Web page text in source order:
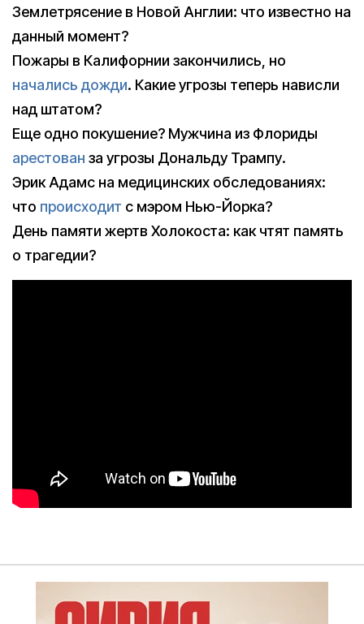
Землетрясение в Новой Англии: что известно на
данный момент?
Пожары в Калифорнии закончились, но
начались дожди. Какие угрозы теперь нависли
над штатом?
Еще одно покушение? Мужчина из Флориды
арестован за угрозы Дональду Трампу.
Эрик Адамс на медицинских обследованиях:
что происходит с мэром Нью-Йорка?
День памяти жертв Холокоста: как чтят память
о трагедии?